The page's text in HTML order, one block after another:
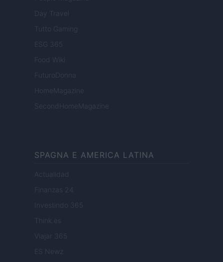
Day Travel
Tutto Gaming
ESG 365
Food Wiki
FuturoDonna
HomeMagazine
SecondHomeMagazine
SPAGNA E AMERICA LATINA
Actualidad
Finanzas 24
Investindo 365
Think.es
Viajar 365
ES Newz